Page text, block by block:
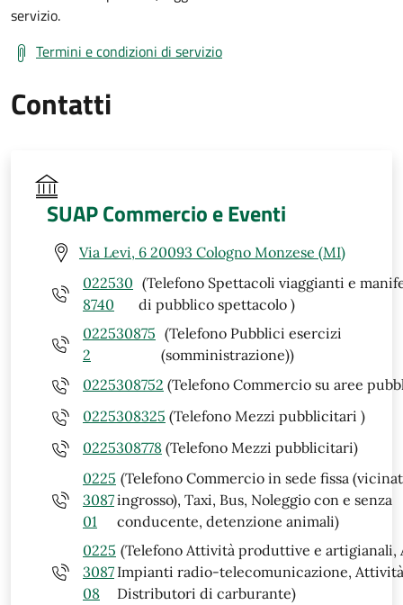
servizio.
Termini e condizioni di servizio
Contatti
SUAP Commercio e Eventi
Via Levi, 6 20093 Cologno Monzese (MI)
022530
8740
(Telefono Spettacoli viaggianti e
di pubblico spettacolo )
022530875
2
(Telefono Pubblici esercizi
(somministrazione))
0225308752 (Telefono Commercio su aree
0225308325 (Telefono Mezzi pubblicitari )
0225308778 (Telefono Mezzi pubblicitari)
0225
3087
01
(Telefono Commercio in sede fissa
ingrosso), Taxi, Bus, Noleggio con e senza
conducente, detenzione animali)
0225
3087
08
(Telefono Attività produttive e artigianali,
Impianti radio-telecomunicazione,
Distributori di carburante)